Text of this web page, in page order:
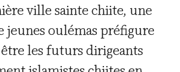
ville sainte chiite, une
jeunes oulémas préfigure
les futurs dirigeants